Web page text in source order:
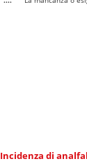
Incidenza di